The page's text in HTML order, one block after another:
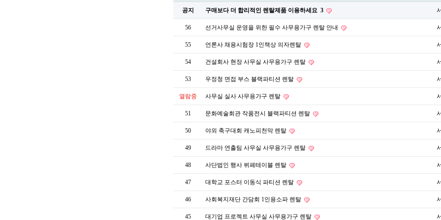
공지 구매보다 더 합리적인 렌탈제품 이용하세요 3
56 선거사무실 운영을 위한 필수 사무용가구 렌탈 안내
55 언론사 채용시험장 1인책상 의자렌탈
54 건설회사 현장 사무실 사무용가구 렌탈
53 우정청 면접 부스 블랙파티션 렌탈
열람중 사무실 실사 사무용가구 렌탈
51 문화예술회관 작품전시 블랙파티션 렌탈
50 야외 축구대회 캐노피천막 렌탈
49 드라마 연출팀 사무실 사무용가구 렌탈
48 사단법인 행사 뷔페테이블 렌탈
47 대학교 포스터 이동식 파티션 렌탈
46 사회복지재단 간담회 1인용소파 렌탈
45 대기업 프로젝트 사무실 사무용가구 렌탈